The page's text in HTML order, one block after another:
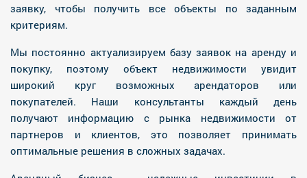
заявку, чтобы получить все объекты по заданным
критериям.
Мы постоянно актуализируем базу заявок на аренду и
покупку, поэтому объект недвижимости увидит
широкий круг возможных арендаторов или
покупателей. Наши консультанты каждый день
получают информацию с рынка недвижимости от
партнеров и клиентов, это позволяет принимать
оптимальные решения в сложных задачах.